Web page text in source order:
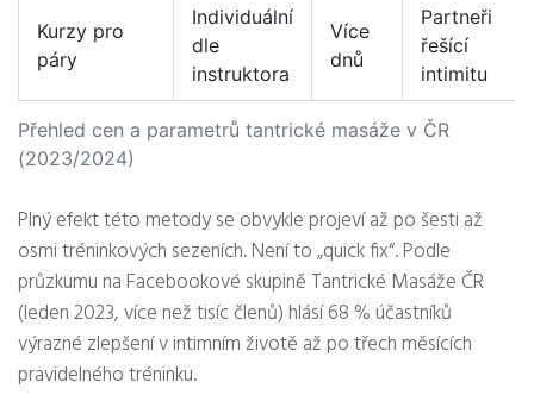
Přehled cen a parametrů tantrické masáže v ČR
(2023/2024)
Kurzy pro
páry
Individuální
dle
instruktora
Více
dnů
Partneři
řešící
intimitu
Plný efekt této metody se obvykle projeví až po šesti až
osmi tréninkových sezeních. Není to „quick fix“. Podle
průzkumu na Facebookové skupině Tantrické Masáže ČR
(leden 2023, více než tisíc členů) hlásí 68 % účastníků
výrazné zlepšení v intimním životě až po třech měsících
pravidelného tréninku.